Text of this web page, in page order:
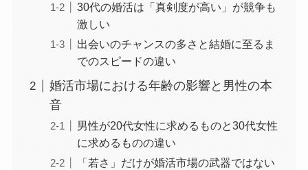
30代の婚活は「真剣度が高い」が競争も
激しい
出会いのチャンスの多さと結婚に至るま
でのスピードの違い
婚活市場における年齢の影響と男性の本
音
男性が20代女性に求めるものと30代女性
に求めるものの違い
「若さ」だけが婚活市場の武器ではない